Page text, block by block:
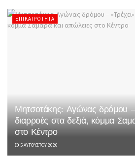
ΕΠΙΚΑΙΡΌΤΗΤΑ
Μητσοτάκης: Αγώνας δρόμου –
διαρροές στα δεξιά, κόμμα
στο Κέντρο
5 ΑΥΓΟΎΣΤΟΥ 2026